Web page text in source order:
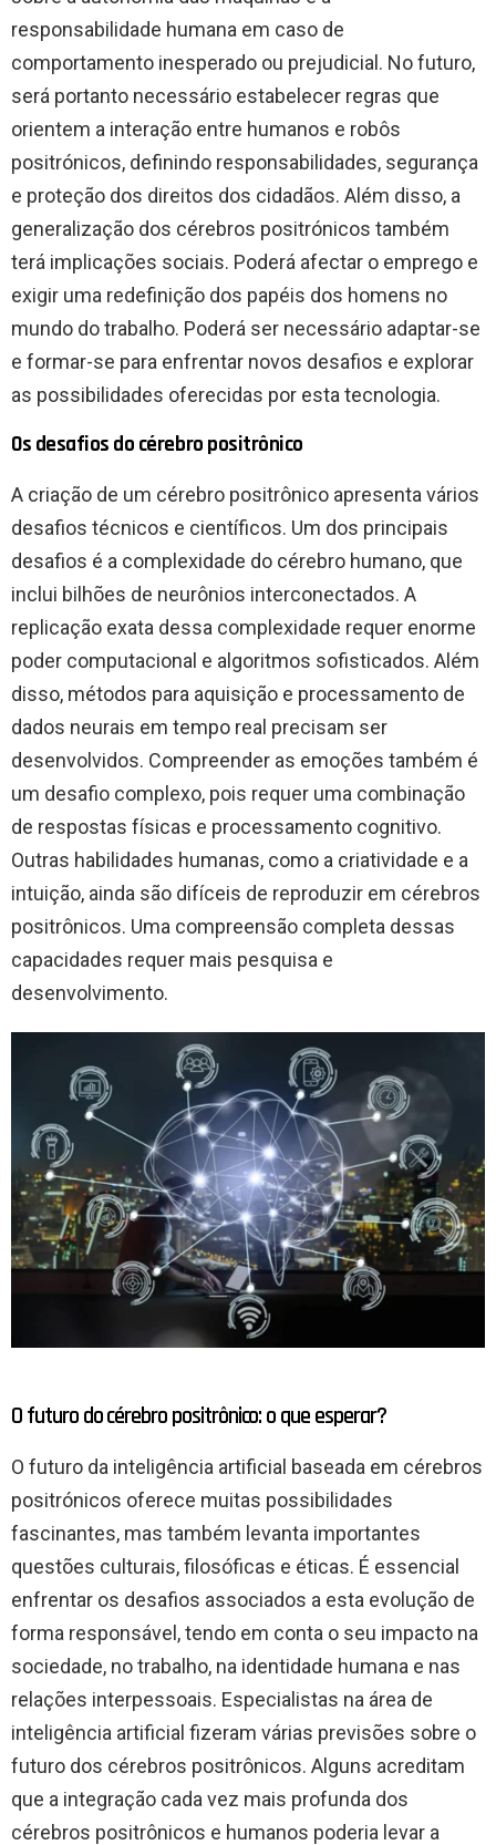
responsabilidade humana em caso de
comportamento inesperado ou prejudicial. No futuro,
será portanto necessário estabelecer regras que
orientem a interação entre humanos e robôs
positrónicos, definindo responsabilidades, segurança
e proteção dos direitos dos cidadãos. Além disso, a
generalização dos cérebros positrónicos também
terá implicações sociais. Poderá afectar o emprego e
exigir uma redefinição dos papéis dos homens no
mundo do trabalho. Poderá ser necessário adaptar-se
e formar-se para enfrentar novos desafios e explorar
as possibilidades oferecidas por esta tecnologia.
Os desafios do cérebro positrônico
A criação de um cérebro positrônico apresenta vários
desafios técnicos e científicos. Um dos principais
desafios é a complexidade do cérebro humano, que
inclui bilhões de neurônios interconectados. A
replicação exata dessa complexidade requer enorme
poder computacional e algoritmos sofisticados. Além
disso, métodos para aquisição e processamento de
dados neurais em tempo real precisam ser
desenvolvidos. Compreender as emoções também é
um desafio complexo, pois requer uma combinação
de respostas físicas e processamento cognitivo.
Outras habilidades humanas, como a criatividade e a
intuição, ainda são difíceis de reproduzir em cérebros
positrônicos. Uma compreensão completa dessas
capacidades requer mais pesquisa e
desenvolvimento.
O futuro do cérebro positrônico: o que esperar?
O futuro da inteligência artificial baseada em cérebros
positrónicos oferece muitas possibilidades
fascinantes, mas também levanta importantes
questões culturais, filosóficas e éticas. É essencial
enfrentar os desafios associados a esta evolução de
forma responsável, tendo em conta o seu impacto na
sociedade, no trabalho, na identidade humana e nas
relações interpessoais. Especialistas na área de
inteligência artificial fizeram várias previsões sobre o
futuro dos cérebros positrônicos. Alguns acreditam
que a integração cada vez mais profunda dos
cérebros positrônicos e humanos poderia levar a